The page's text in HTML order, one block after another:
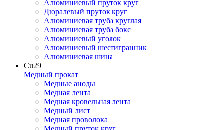
Алюминиевый пруток круг
Дюралевый пруток круг
Алюминиевая труба круглая
Алюминиевая труба бокс
Алюминиевый уголок
Алюминиевый шестигранник
Алюминиевая шина
Cu29
Медный прокат
Медные аноды
Медная лента
Медная кровельная лента
Медный лист
Медная проволока
Медный пруток круг